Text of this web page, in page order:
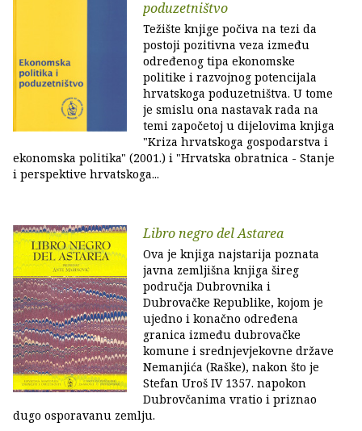
poduzetništvo
Težište knjige počiva na tezi da
postoji pozitivna veza između
određenog tipa ekonomske
politike i razvojnog potencijala
hrvatskoga poduzetništva. U tome
je smislu ona nastavak rada na
temi započetoj u dijelovima knjiga
"Kriza hrvatskoga gospodarstva i
ekonomska politika" (2001.) i "Hrvatska obratnica - Stanje
i perspektive hrvatskoga...
Libro negro del Astarea
Ova je knjiga najstarija poznata
javna zemljišna knjiga šireg
područja Dubrovnika i
Dubrovačke Republike, kojom je
ujedno i konačno određena
granica između dubrovačke
komune i srednjevjekovne države
Nemanjića (Raške), nakon što je
Stefan Uroš IV 1357. napokon
Dubrovčanima vratio i priznao
dugo osporavanu zemlju.